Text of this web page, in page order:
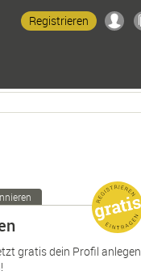
Registrieren
gratis dein Profil anlegen